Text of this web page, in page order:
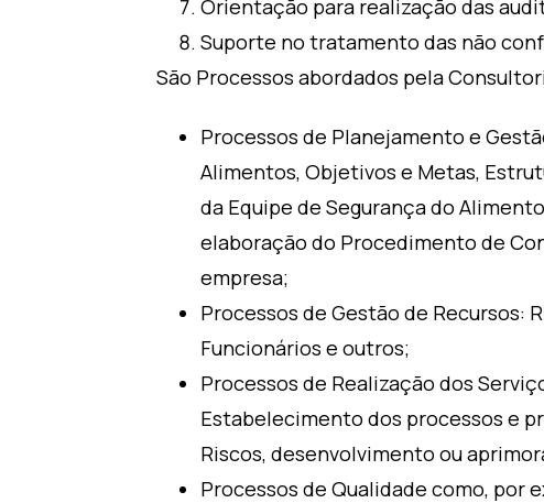
Orientação para realização das
Suporte no tratamento das não
São Processos abordados pela
Processos de Planejamento e
Alimentos, Objetivos e Metas,
da Equipe de Segurança do
elaboração do Procedimento de
empresa;
Processos de Gestão de Recursos:
Funcionários e outros;
Processos de Realização dos
Estabelecimento dos processos e
Riscos, desenvolvimento ou
Processos de Qualidade como, por